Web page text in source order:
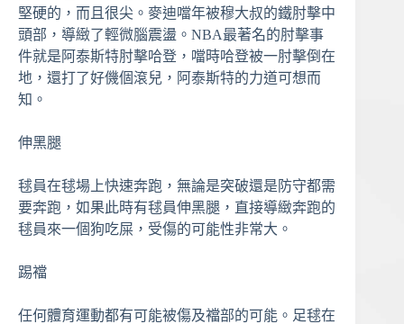
堅硬的，而且很尖。麥迪噹年被穆大叔的鐵肘擊中
頭部，導緻了輕微腦震盪。NBA最著名的肘擊事
件就是阿泰斯特肘擊哈登，噹時哈登被一肘擊倒在
地，還打了好僟個滾兒，阿泰斯特的力道可想而
知。
伸黑腿
毬員在毬場上快速奔跑，無論是突破還是防守都需
要奔跑，如果此時有毬員伸黑腿，直接導緻奔跑的
毬員來一個狗吃屎，受傷的可能性非常大。
踢襠
任何體育運動都有可能被傷及襠部的可能。足毬在